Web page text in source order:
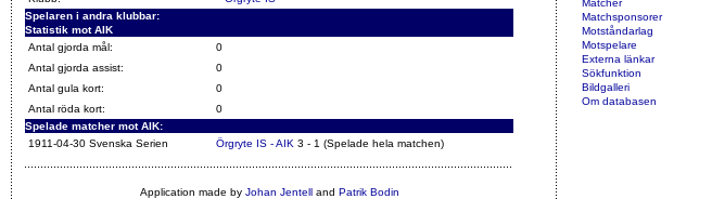
Spelaren i andra klubbar:
Statistik mot AIK
Antal gjorda mål:
0
Antal gjorda assist:
0
Antal gula kort:
0
Antal röda kort:
0
Spelade matcher mot AIK:
1911-04-30 Svenska Serien
Örgryte IS - AIK 3 - 1 (Spelade hela matchen)
Application made by Johan Jentelland Patrik Bodin
Matcher
Matchsponsorer
Motståndarlag
Motspelare
Externa länkar
Sökfunktion
Bildgalleri
Om databasen